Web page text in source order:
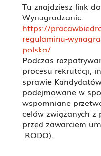
Tu znajdziesz link
Wynagradzania:
https://
regulaminu-
polska/
Podczas
procesu rekrutacji,
sprawie
podejmowane w
wspomniane
celów związanych z
przed zawarciem
RODO).